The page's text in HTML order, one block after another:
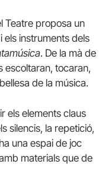
Teatre proposa un
els instruments dels
. De la mà de
escoltaran, tocaran,
de la música.
els elements claus
silencis, la repetició,
una espai de joc
materials que de